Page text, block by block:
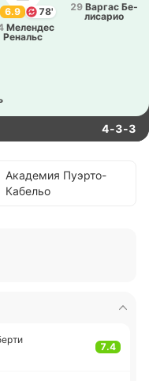
6.9
78'
Ме­ле­ндес
Ре­нальс
29 Варгас Бе­
ли­са­рио
4-3-3
Академия Пуэрто-
Кабельо
7.4